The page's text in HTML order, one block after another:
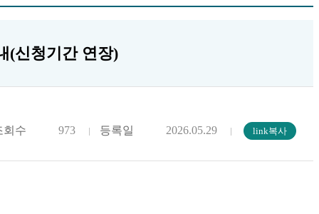
(신청기간 연장)
회수 973 등록일 2026.05.29